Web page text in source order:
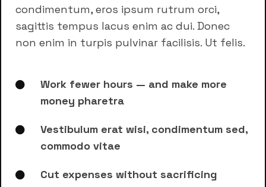
condimentum, eros ipsum rutrum orci,
sagittis tempus lacus enim ac dui. Donec
non enim in turpis pulvinar facilisis. Ut felis.
Work fewer hours — and make more
money pharetra
Vestibulum erat wisi, condimentum sed,
commodo vitae
Cut expenses without sacrificing